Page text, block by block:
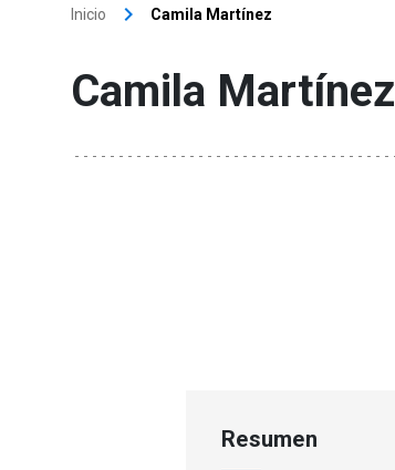
Inicio keyboard_arrow_right Camila Martínez
Camila Martínez
Resumen